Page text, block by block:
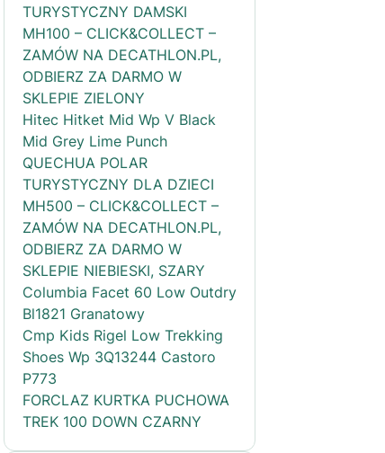
TURYSTYCZNY DAMSKI
MH100 – CLICK&COLLECT –
ZAMÓW NA DECATHLON.PL,
ODBIERZ ZA DARMO W
SKLEPIE ZIELONY
Hitec Hitket Mid Wp V Black
Mid Grey Lime Punch
QUECHUA POLAR
TURYSTYCZNY DLA DZIECI
MH500 – CLICK&COLLECT –
ZAMÓW NA DECATHLON.PL,
ODBIERZ ZA DARMO W
SKLEPIE NIEBIESKI, SZARY
Columbia Facet 60 Low Outdry
Bl1821 Granatowy
Cmp Kids Rigel Low Trekking
Shoes Wp 3Q13244 Castoro
P773
FORCLAZ KURTKA PUCHOWA
TREK 100 DOWN CZARNY